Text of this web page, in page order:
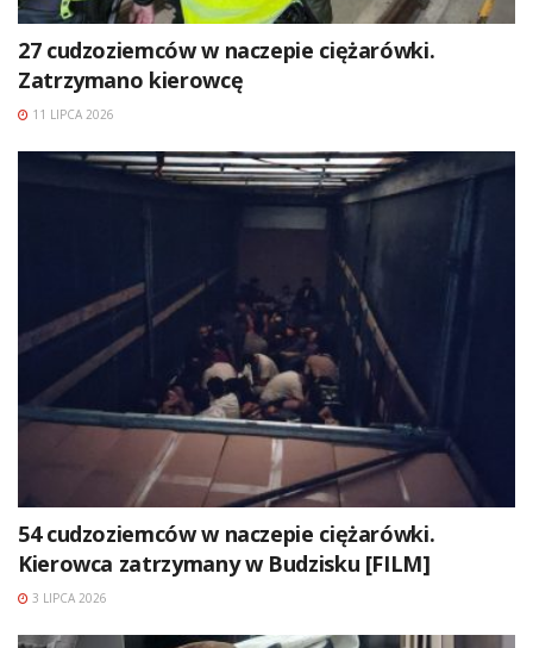
27 cudzoziemców w naczepie ciężarówki.
Zatrzymano kierowcę
11 LIPCA 2026
54 cudzoziemców w naczepie ciężarówki.
Kierowca zatrzymany w Budzisku [FILM]
3 LIPCA 2026